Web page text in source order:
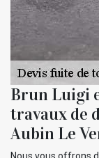
Brun Luigi
travaux de
Aubin Le